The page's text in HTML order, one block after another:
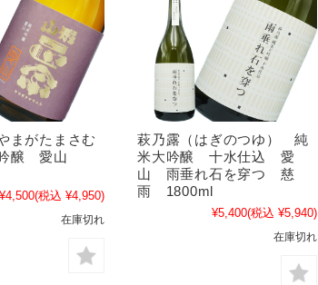
まがたまさむ
醸 愛山
¥4,500(税込 ¥4,950)
在庫切れ
萩乃露（はぎのつゆ） 純
米大吟醸 十水仕込 愛
山 雨垂れ石を穿つ 慈
雨 1800ml
¥5,400(税込 ¥5,940)
在庫切れ